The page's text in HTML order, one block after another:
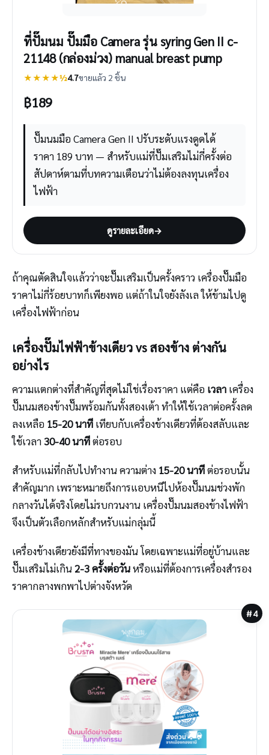
ที่ปั๊มนม ปั๊มมือ Camera รุ่น syring Gen II c-
21148 (กล่องม่วง) manual breast pump
★★★★½4.7ขายแล้ว 2 ชิ้น
฿189
ปั๊มนมมือ Camera Gen II ปรับระดับแรงดูดได้
ราคา 189 บาท — สำหรับแม่ที่ปั๊มเสริมไม่กี่ครั้งต่อ
สัปดาห์ตามที่บทความเตือนว่าไม่ต้องลงทุนเครื่อง
ไฟฟ้า
ดูรายละเอียด→
ถ้าคุณตัดสินใจแล้วว่าจะปั๊มเสริมเป็นครั้งคราว เครื่องปั๊มมือ
ราคาไม่กี่ร้อยบาทก็เพียงพอ แต่ถ้าในใจยังลังเล ให้ข้ามไปดู
เครื่องไฟฟ้าก่อน
เครื่องปั๊มไฟฟ้าข้างเดียว vs สองข้าง ต่างกัน
อย่างไร
ความแตกต่างที่สำคัญที่สุดไม่ใช่เรื่องราคา แต่คือ เวลา เครื่อง
ปั๊มนมสองข้างปั๊มพร้อมกันทั้งสองเต้า ทำให้ใช้เวลาต่อครั้งลด
ลงเหลือ 15-20 นาที เทียบกับเครื่องข้างเดียวที่ต้องสลับและ
ใช้เวลา 30-40 นาทีต่อรอบ
สำหรับแม่ที่กลับไปทำงาน ความต่าง 15-20 นาทีต่อรอบนั้น
สำคัญมาก เพราะหมายถึงการแอบหนีไปห้องปั๊มนมช่วงพัก
กลางวันได้จริงโดยไม่รบกวนงาน เครื่องปั๊มนมสองข้างไฟฟ้า
จึงเป็นตัวเลือกหลักสำหรับแม่กลุ่มนี้
เครื่องข้างเดียวยังมีที่ทางของมัน โดยเฉพาะแม่ที่อยู่บ้านและ
ปั๊มเสริมไม่เกิน2-3 ครั้งต่อวันหรือแม่ที่ต้องการเครื่องสำรอง
ราคากลางพกพาไปต่างจังหวัด
#4